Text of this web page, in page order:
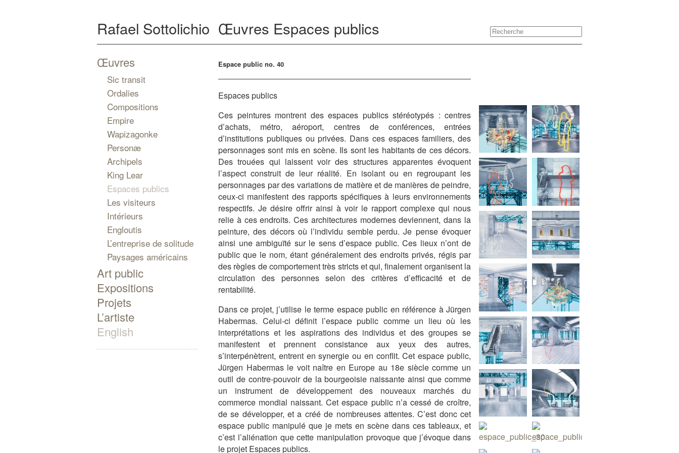
Rafael Sottolichio Œuvres Espaces publics
Espace public no. 40
Espaces publics
Ces peintures montrent des espaces publics stéréotypés : centres
d’achats, métro, aéroport, centres de conférences, entrées
d’institutions publiques ou privées. Dans ces espaces familiers, des
personnages sont mis en scène. Ils sont les habitants de ces décors.
Des trouées qui laissent voir des structures apparentes évoquent
l’aspect construit de leur réalité. En isolant ou en regroupant les
personnages par des variations de matière et de manières de peindre,
ceux-ci manifestent des rapports spécifiques à leurs environnements
respectifs. Je désire offrir ainsi à voir le rapport complexe qui nous
relie à ces endroits. Ces architectures modernes deviennent, dans la
peinture, des décors où l’individu semble perdu. Je pense évoquer
ainsi une ambiguïté sur le sens d’espace public. Ces lieux n’ont de
public que le nom, étant généralement des endroits privés, régis par
des règles de comportement très stricts et qui, finalement organisent la
circulation des personnes selon des critères d’efficacité et de
rentabilité.
Dans ce projet, j’utilise le terme espace public en référence à Jürgen
Habermas. Celui-ci définit l’espace public comme un lieu où les
interprétations et les aspirations des individus et des groupes se
manifestent et prennent consistance aux yeux des autres,
s’interpénètrent, entrent en synergie ou en conflit. Cet espace public,
Jürgen Habermas le voit naître en Europe au 18e siècle comme un
outil de contre-pouvoir de la bourgeoisie naissante ainsi que comme
un instrument de développement des nouveaux marchés du
commerce mondial naissant. Cet espace public n’a cessé de croître,
de se développer, et a créé de nombreuses attentes. C’est donc cet
espace public manipulé que je mets en scène dans ces tableaux, et
c’est l’aliénation que cette manipulation provoque que j’évoque dans
le projet Espaces publics.
Œuvres
Sic transit
Ordalies
Compositions
Empire
Wapizagonke
Personæ
Archipels
King Lear
Espaces publics
Les visiteurs
Intérieurs
Engloutis
L’entreprise de solitude
Paysages américains
Art public
Expositions
Projets
L’artiste
English